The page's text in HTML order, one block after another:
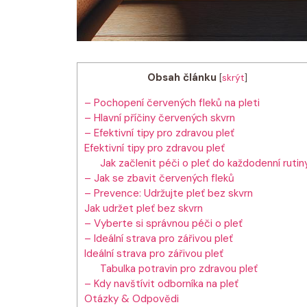
Obsah článku [skrýt]
– Pochopení červených fleků na pleti
– Hlavní příčiny červených skvrn
– Efektivní tipy pro zdravou pleť
Efektivní tipy pro zdravou pleť
Jak začlenit péči o pleť do každodenní
– Jak se zbavit červených fleků
– Prevence: Udržujte pleť bez skvrn
Jak udržet pleť bez skvrn
– Vyberte si správnou péči o pleť
– Ideální strava pro zářivou pleť
Ideální strava pro zářivou pleť
Tabulka potravin pro zdravou pleť
– Kdy navštívit odborníka na pleť
Otázky & Odpovědi